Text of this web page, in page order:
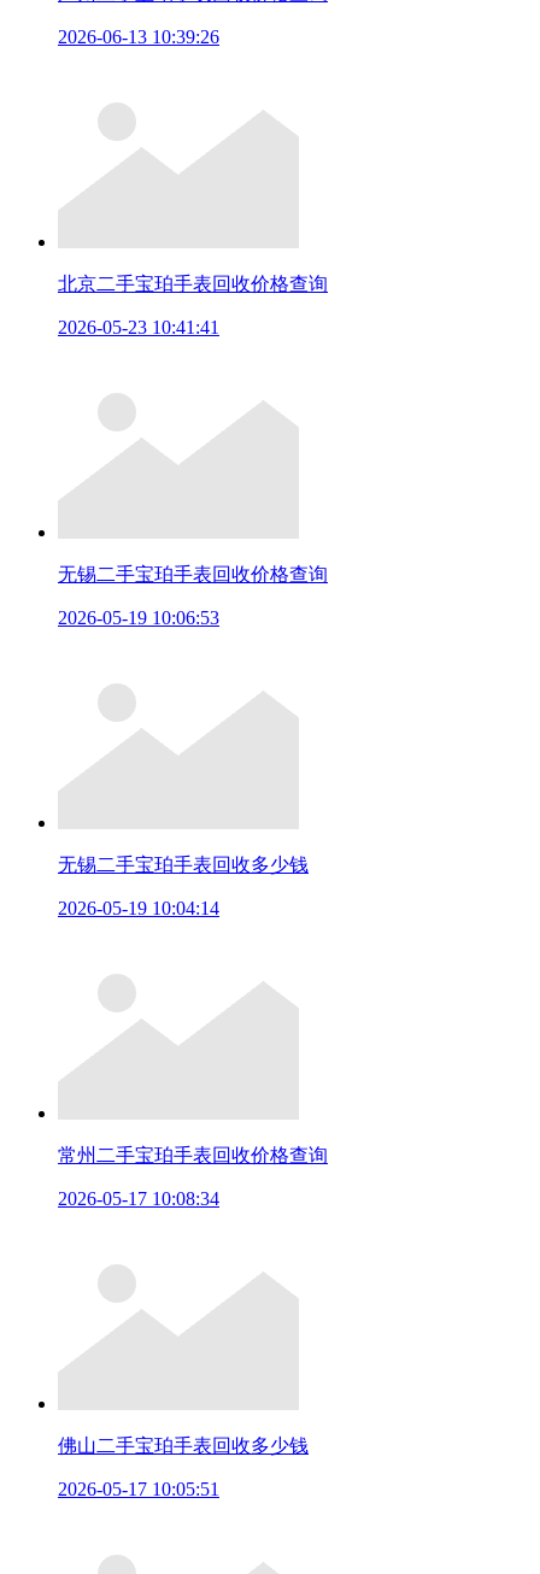
2026-06-13 10:39:26
北京二手宝珀手表回收价格查询
2026-05-23 10:41:41
无锡二手宝珀手表回收价格查询
2026-05-19 10:06:53
无锡二手宝珀手表回收多少钱
2026-05-19 10:04:14
常州二手宝珀手表回收价格查询
2026-05-17 10:08:34
佛山二手宝珀手表回收多少钱
2026-05-17 10:05:51